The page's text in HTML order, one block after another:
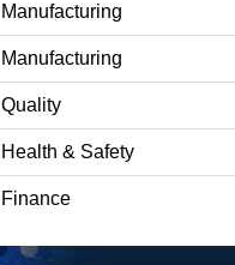
Manufacturing
Manufacturing
Quality
Health & Safety
Finance